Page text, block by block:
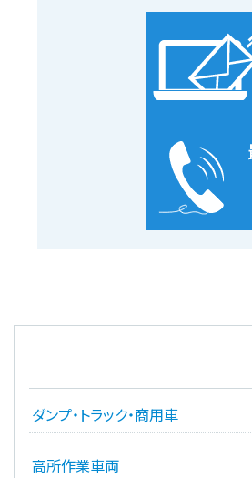
ダンプ・トラック・商用車
高所作業車両